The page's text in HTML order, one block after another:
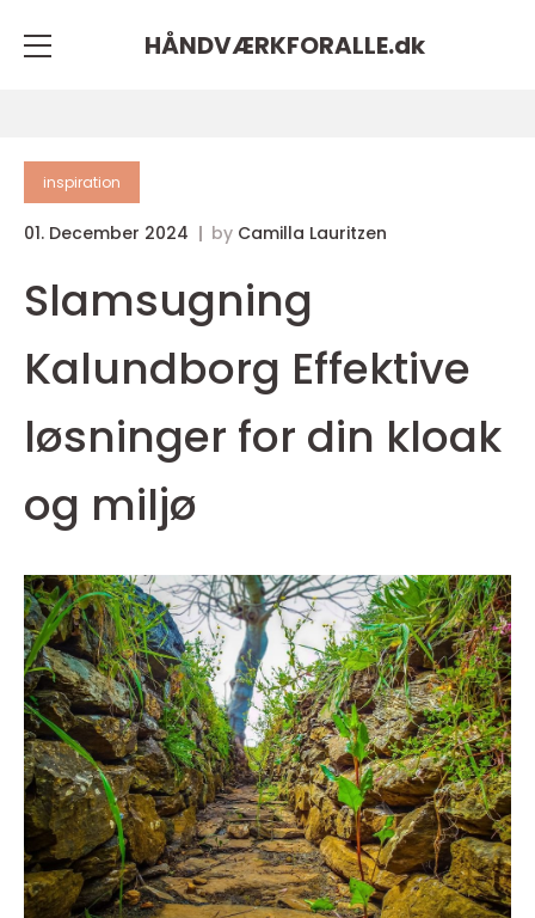
HÅNDVÆRKFORALLE.dk
inspiration
01. December 2024 by Camilla Lauritzen
Slamsugning
Kalundborg Effektive
løsninger for din kloak
og miljø